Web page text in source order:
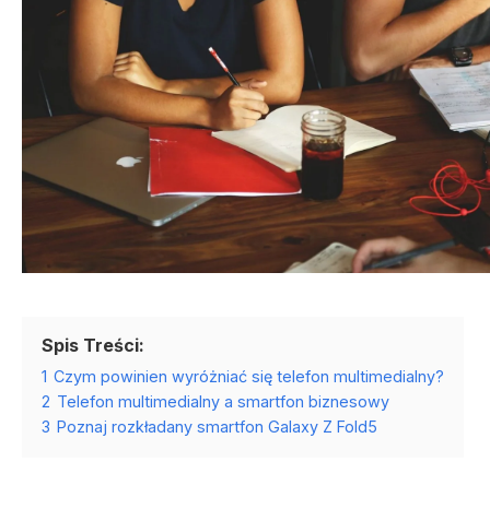
Spis Treści:
1 Czym powinien wyróżniać się telefon multimedialny?
2 Telefon multimedialny a smartfon biznesowy
3 Poznaj rozkładany smartfon Galaxy Z Fold5